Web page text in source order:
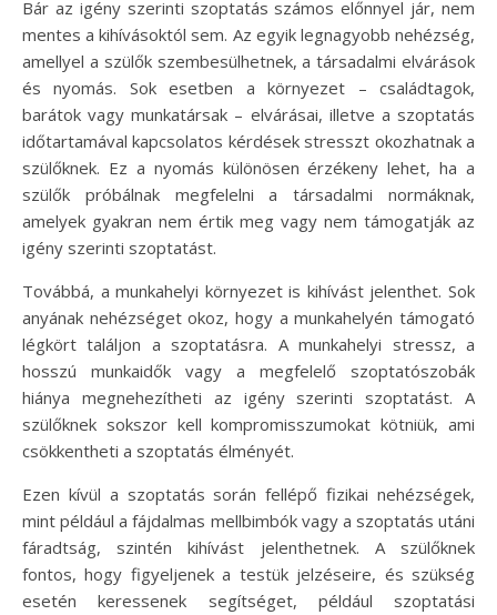
Bár az igény szerinti szoptatás számos előnnyel jár, nem
mentes a kihívásoktól sem. Az egyik legnagyobb nehézség,
amellyel a szülők szembesülhetnek, a társadalmi elvárások
és nyomás. Sok esetben a környezet – családtagok,
barátok vagy munkatársak – elvárásai, illetve a szoptatás
időtartamával kapcsolatos kérdések stresszt okozhatnak a
szülőknek. Ez a nyomás különösen érzékeny lehet, ha a
szülők próbálnak megfelelni a társadalmi normáknak,
amelyek gyakran nem értik meg vagy nem támogatják az
igény szerinti szoptatást.
Továbbá, a munkahelyi környezet is kihívást jelenthet. Sok
anyának nehézséget okoz, hogy a munkahelyén támogató
légkört találjon a szoptatásra. A munkahelyi stressz, a
hosszú munkaidők vagy a megfelelő szoptatószobák
hiánya megnehezítheti az igény szerinti szoptatást. A
szülőknek sokszor kell kompromisszumokat kötniük, ami
csökkentheti a szoptatás élményét.
Ezen kívül a szoptatás során fellépő fizikai nehézségek,
mint például a fájdalmas mellbimbók vagy a szoptatás utáni
fáradtság, szintén kihívást jelenthetnek. A szülőknek
fontos, hogy figyeljenek a testük jelzéseire, és szükség
esetén keressenek segítséget, például szoptatási